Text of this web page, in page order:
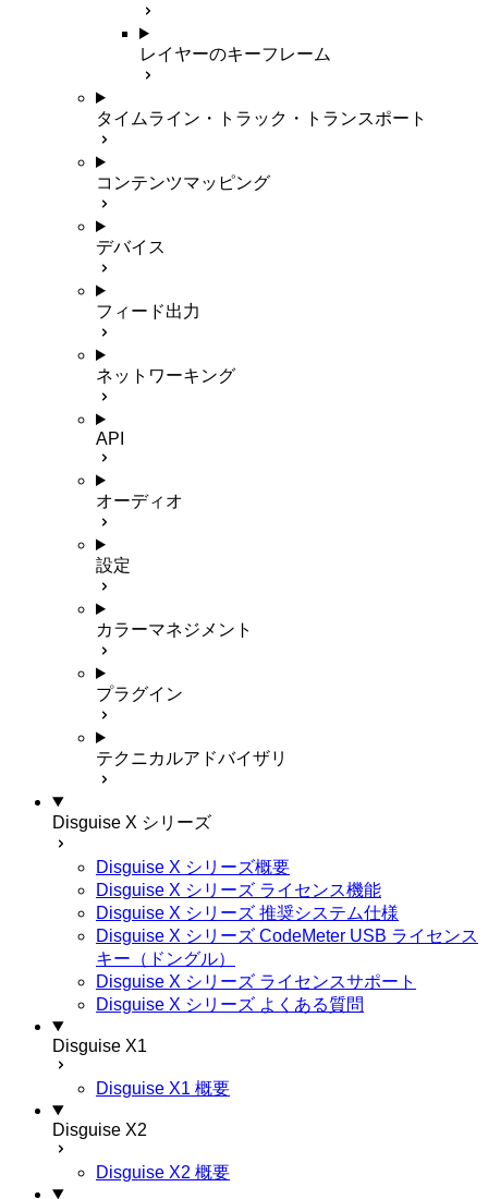
レイヤーのキーフレーム
タイムライン・トラック・トランスポート
コンテンツマッピング
デバイス
フィード出力
ネットワーキング
API
オーディオ
設定
カラーマネジメント
プラグイン
テクニカルアドバイザリ
Disguise X シリーズ
Disguise X シリーズ概要
Disguise X シリーズ ライセンス機能
Disguise X シリーズ 推奨システム仕様
Disguise X シリーズ CodeMeter USB ライセンス
キー（ドングル）
Disguise X シリーズ ライセンスサポート
Disguise X シリーズ よくある質問
Disguise X1
Disguise X1 概要
Disguise X2
Disguise X2 概要